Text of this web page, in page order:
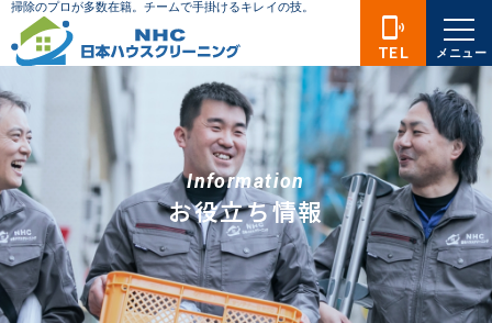
Information
お役立ち情報
phonelink_ring
TEL メニュー